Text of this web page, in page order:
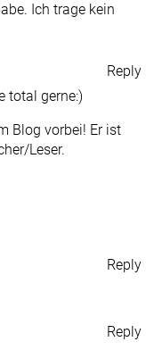
Ich trage kein
Reply
total gerne:)
Blog vorbei! Er ist
Leser.
Reply
Reply